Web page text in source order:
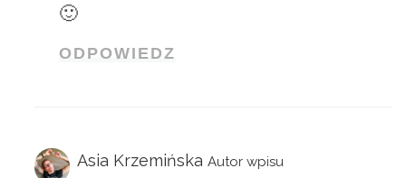
🙂
ODPOWIEDZ
Asia KrzemińskaAutor wpisu